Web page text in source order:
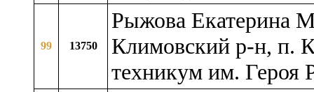
99 13750
Рыжова Екатерина
Климовский р-н, п.
техникум им. Героя